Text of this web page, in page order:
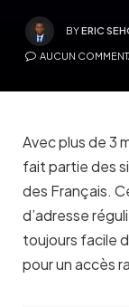
BYERIC
AUCUN
Avec plus de 3
fait partie des
des Français.
d’adresse
toujours facile
pour un accès